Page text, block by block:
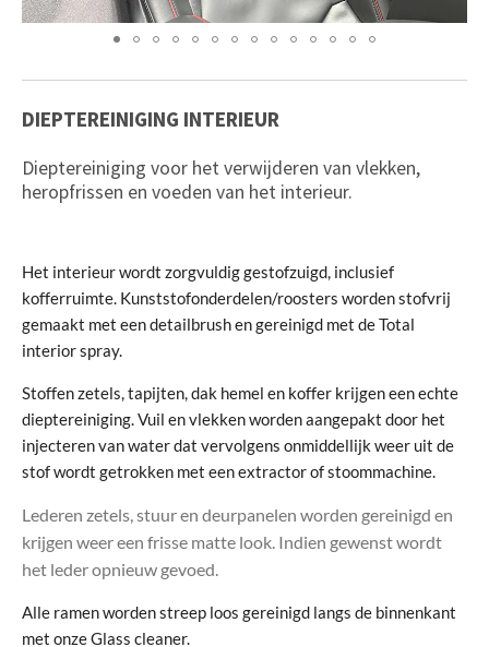
DIEPTEREINIGING INTERIEUR
Dieptereiniging voor het verwijderen van vlekken,
heropfrissen en voeden van het interieur.
Het interieur wordt zorgvuldig gestofzuigd, inclusief
kofferruimte. Kunststofonderdelen/roosters worden stofvrij
gemaakt met een detailbrush en gereinigd met de Total
interior spray.
Stoffen zetels, tapijten, dak hemel en koffer krijgen een echte
dieptereiniging. Vuil en vlekken worden aangepakt door het
injecteren van water dat vervolgens onmiddellijk weer uit de
stof wordt getrokken met een extractor of stoommachine.
Lederen zetels, stuur en deurpanelen worden gereinigd en
krijgen weer een frisse matte look. Indien gewenst wordt
het leder opnieuw gevoed.
Alle ramen worden streep loos gereinigd langs de binnenkant
met onze Glass cleaner.